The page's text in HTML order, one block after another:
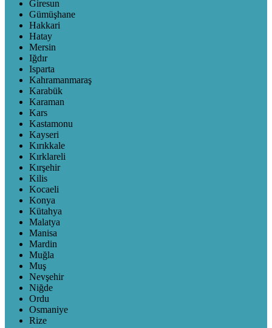
Giresun
Gümüşhane
Hakkari
Hatay
Mersin
Iğdır
Isparta
Kahramanmaraş
Karabük
Karaman
Kars
Kastamonu
Kayseri
Kırıkkale
Kırklareli
Kırşehir
Kilis
Kocaeli
Konya
Kütahya
Malatya
Manisa
Mardin
Muğla
Muş
Nevşehir
Niğde
Ordu
Osmaniye
Rize